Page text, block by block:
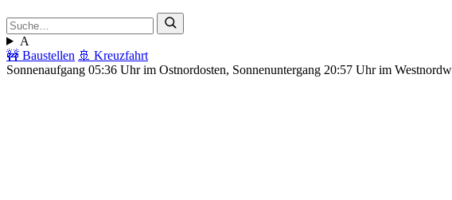
A
🚧 Baustellen 🚢 Kreuzfahrt
Sonnenaufgang 05:36 Uhr im Ostnordosten, Sonnenuntergang 20:57 Uhr im